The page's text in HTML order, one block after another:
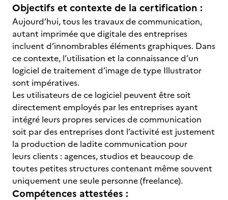
Objectifs et contexte de la certification :
Aujourd’hui, tous les travaux de communication,
autant imprimée que digitale des entreprises
incluent d’innombrables éléments graphiques. Dans
ce contexte, l’utilisation et la connaissance d’un
logiciel de traitement d’image de type Illustrator
sont impératives.
Les utilisateurs de ce logiciel peuvent être soit
directement employés par les entreprises ayant
intégré leurs propres services de communication
soit par des entreprises dont l’activité est justement
la production de ladite communication pour
leurs clients : agences, studios et beaucoup de
toutes petites structures contenant même souvent
uniquement une seule personne (freelance).
Compétences attestées :